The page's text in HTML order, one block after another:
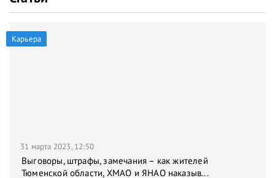
Карьера
31 марта 2023, 12:50
Выговоры, штрафы, замечания – как жителей
Тюменской области, ХМАО и ЯНАО наказыв...